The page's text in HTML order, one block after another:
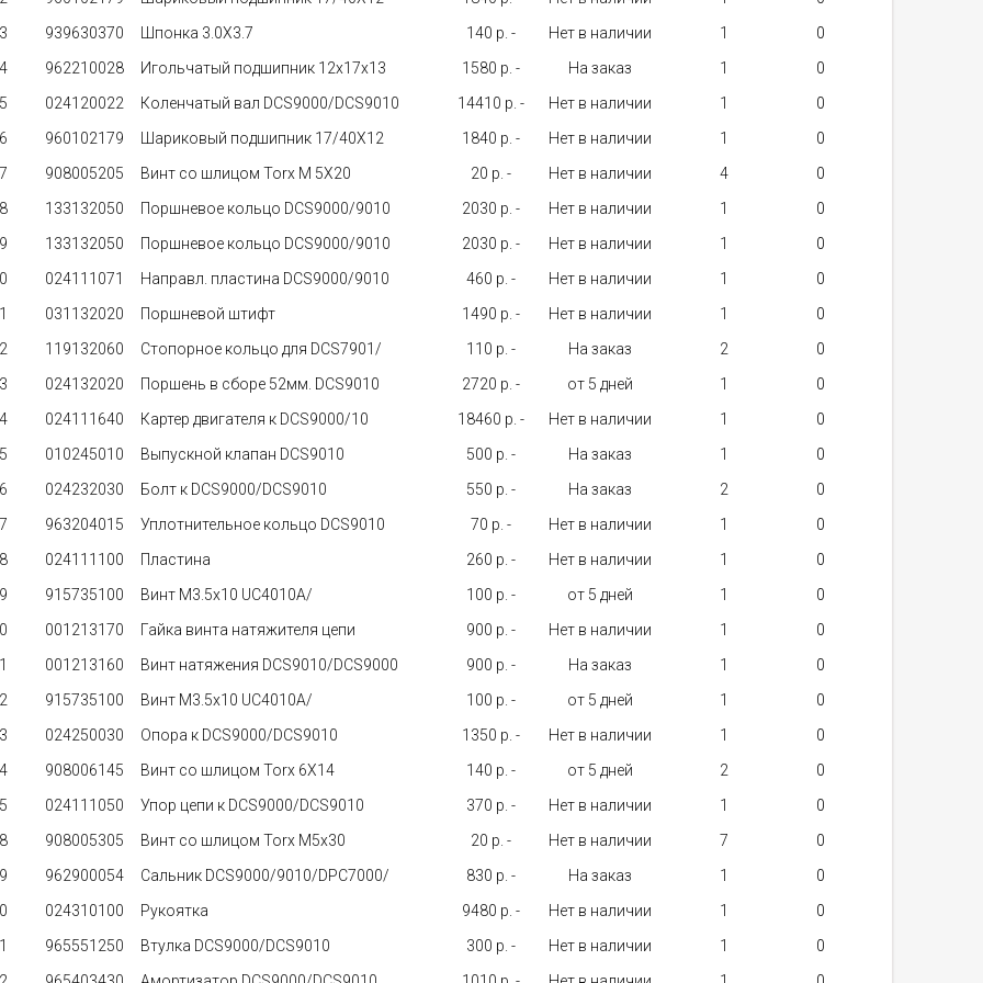
939630370 Шпонка 3.0X3.7 140 p. - Нет в наличии
1
962210028 Игольчатый подшипник 12x17x13 1580 p. - На заказ
1
024120022 Коленчатый вал DCS9000/DCS9010 14410 p. - Нет в наличии
1
960102179 Шариковый подшипник 17/40X12 1840 p. - Нет в наличии
1
908005205 Винт со шлицом Torx M 5X20 20 p. - Нет в наличии
4
133132050 Поршневое кольцо DCS9000/9010 2030 p. - Нет в наличии
1
133132050 Поршневое кольцо DCS9000/9010 2030 p. - Нет в наличии
1
024111071 Направл. пластина DCS9000/9010 460 p. - Нет в наличии
1
031132020 Поршневой штифт 1490 p. - Нет в наличии
1
119132060 Стопорное кольцо для DCS7901/ 110 p. - На заказ
2
024132020 Поршень в сборе 52мм. DCS9010 2720 p. - от 5 дней
1
024111640 Картер двигателя к DCS9000/10 18460 p. - Нет в наличии
1
010245010 Выпускной клапан DCS9010 500 p. - На заказ
1
024232030 Болт к DCS9000/DCS9010 550 p. - На заказ
2
963204015 Уплотнительное кольцо DCS9010 70 p. - Нет в наличии
1
024111100 Пластина 260 p. - Нет в наличии
1
915735100 Винт M3.5x10 UC4010A/ 100 p. - от 5 дней
1
001213170 Гайка винта натяжителя цепи 900 p. - Нет в наличии
1
001213160 Винт натяжения DCS9010/DCS9000 900 p. - На заказ
1
915735100 Винт M3.5x10 UC4010A/ 100 p. - от 5 дней
1
024250030 Опора к DCS9000/DCS9010 1350 p. - Нет в наличии
1
908006145 Винт со шлицом Torx 6X14 140 p. - от 5 дней
2
024111050 Упор цепи к DCS9000/DCS9010 370 p. - Нет в наличии
1
908005305 Винт со шлицом Torx M5x30 20 p. - Нет в наличии
7
962900054 Сальник DCS9000/9010/DPC7000/ 830 p. - На заказ
1
024310100 Рукоятка 9480 p. - Нет в наличии
1
965551250 Втулка DCS9000/DCS9010 300 p. - Нет в наличии
1